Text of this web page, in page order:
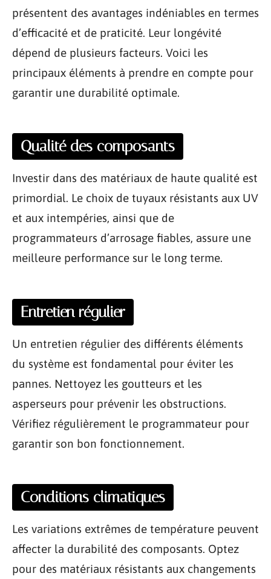
présentent des avantages indéniables en termes
d’efficacité et de praticité. Leur longévité
dépend de plusieurs facteurs. Voici les
principaux éléments à prendre en compte pour
garantir une durabilité optimale.
Qualité des composants
Investir dans des matériaux de haute qualité est
primordial. Le choix de tuyaux résistants aux UV
et aux intempéries, ainsi que de
programmateurs d’arrosage fiables, assure une
meilleure performance sur le long terme.
Entretien régulier
Un entretien régulier des différents éléments
du système est fondamental pour éviter les
pannes. Nettoyez les goutteurs et les
asperseurs pour prévenir les obstructions.
Vérifiez régulièrement le programmateur pour
garantir son bon fonctionnement.
Conditions climatiques
Les variations extrêmes de température peuvent
affecter la durabilité des composants. Optez
pour des matériaux résistants aux changements